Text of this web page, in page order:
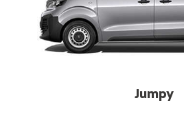
Jumpy